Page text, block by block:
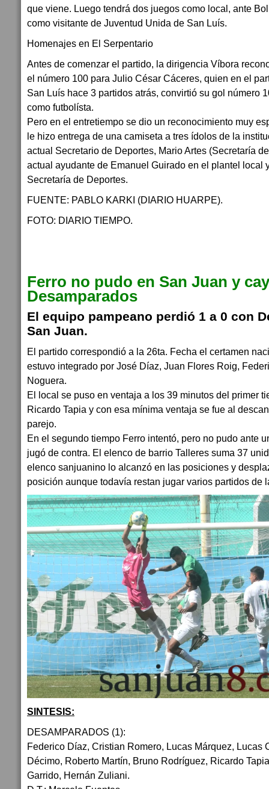
que viene. Luego tendrá dos juegos como local, ante
como visitante de Juventud Unida de San Luís.
Homenajes en El Serpentario
Antes de comenzar el partido, la dirigencia Víbora
el número 100 para Julio César Cáceres, quien en el
San Luís hace 3 partidos atrás, convirtió su gol número
como futbolísta.
Pero en el entretiempo se dio un reconocimiento muy
le hizo entrega de una camiseta a tres ídolos de la
actual Secretario de Deportes, Mario Artes (Secretaría
actual ayudante de Emanuel Guirado en el plantel local
Secretaría de Deportes.
FUENTE: PABLO KARKI (DIARIO HUARPE).
FOTO: DIARIO TIEMPO.
Ferro no pudo en San Juan y
Desamparados
El equipo pampeano perdió 1 a 0 con
San Juan.
El partido correspondió a la 26ta. Fecha el certamen
estuvo integrado por José Díaz, Juan Flores Roig,
Noguera.
El local se puso en ventaja a los 39 minutos del primer
Ricardo Tapia y con esa mínima ventaja se fue al
parejo.
En el segundo tiempo Ferro intentó, pero no pudo ante
jugó de contra. El elenco de barrio Talleres suma 37
elenco sanjuanino lo alcanzó en las posiciones y
posición aunque todavía restan jugar varios partidos de
SINTESIS:
DESAMPARADOS (1):
Federico Díaz, Cristian Romero, Lucas Márquez, Lucas
Décimo, Roberto Martín, Bruno Rodríguez, Ricardo
Garrido, Hernán Zuliani.